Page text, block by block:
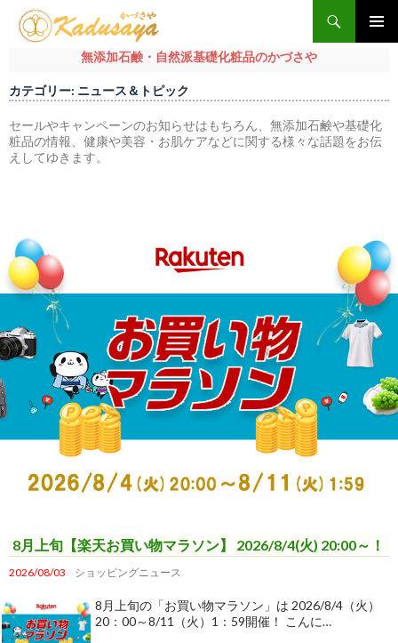
無添加石鹸・自然派基礎化粧品のかづさや
コ
ン
テ
ン
ツ
ッ
プ
カテゴリー: ニュース＆トピック
セールやキャンペーンのお知らせはもちろん、無添加石鹸や基礎化
粧品の情報、健康や美容・お肌ケアなどに関する様々な話題をお伝
えしてゆきます。
8月上旬【楽天お買い物マラソン】 2026/8/4(火) 20:00～！
2026/08/03 ショッピングニュース
8月上旬の「お買い物マラソン」は 2026/8/4（火）
20：00～8/11（火）1：59開催！ こんに…